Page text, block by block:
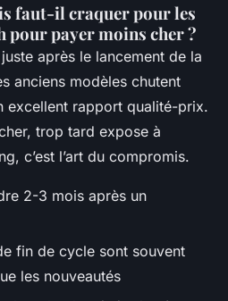
faut-il craquer pour les
pour payer moins cher ?
après le lancement de la
anciens modèles chutent
excellent rapport qualité-prix.
trop tard expose à
c’est l’art du compromis.
2-3 mois après un
fin de cycle sont souvent
les nouveautés